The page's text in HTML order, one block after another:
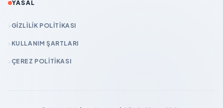
YASAL
GIZLILIK POLITIKASI
KULLANIM ŞARTLARI
ÇEREZ POLITIKASI